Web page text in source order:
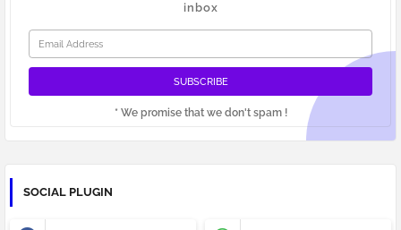
inbox
* We promise that we don't spam !
SOCIAL PLUGIN